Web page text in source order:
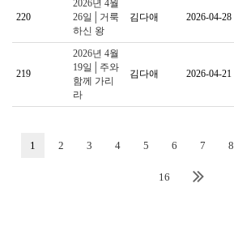
220
2026년 4월
26일│거룩
하신 왕
김다애 2026-04-28
219
2026년 4월
19일│주와
함께 가리
라
김다애 2026-04-21
1 2 3 4 5 6 7 8
16